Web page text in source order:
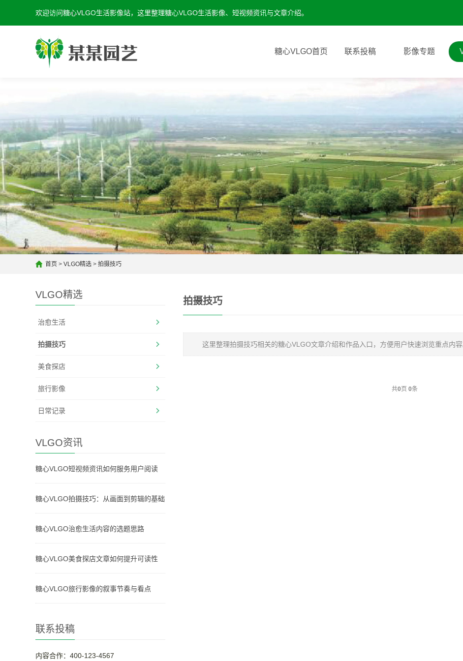
欢迎访问糖心VLGO生活影像站，这里整理糖心VLGO生活影像、短视频资讯与文章介绍。
糖心VLGO首页 联系投稿 影像专题
首页 > VLGO精选 > 拍摄技巧
VLGO精选
治愈生活
拍摄技巧
美食探店
旅行影像
日常记录
VLGO资讯
糖心VLGO短视频资讯如何服务用户阅读
糖心VLGO拍摄技巧：从画面到剪辑的基础
糖心VLGO治愈生活内容的选题思路
糖心VLGO美食探店文章如何提升可读性
糖心VLGO旅行影像的叙事节奏与看点
联系投稿
内容合作：400-123-4567
拍摄技巧
这里整理拍摄技巧相关的糖心VLGO文章介绍和作品入口，方便用户快速浏览重点内容
共0 页 0条